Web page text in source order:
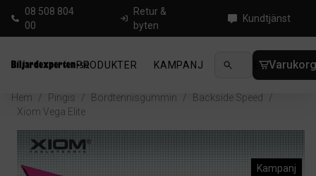
08 508 804
00
Retur &
byten
Kundtjänst
PRODUKTER KAMPANJ NYHETER
Hem / Pingis / Bordtennisgummin / Backside Speed
/
Xiom Vega Elite
Kampanj